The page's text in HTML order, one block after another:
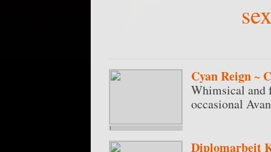
Cyan Reign ~
Whimsical and
occasional
Diplomarbeit